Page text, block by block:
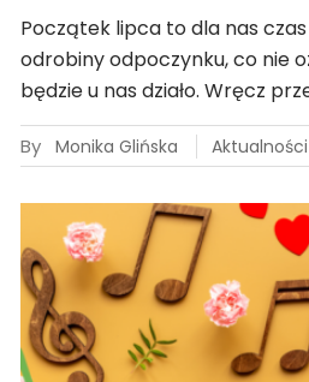
Początek lipca to dla nas
odrobiny odpoczynku, co nie
będzie u nas działo. Wręcz
By Monika Glińska Aktualności